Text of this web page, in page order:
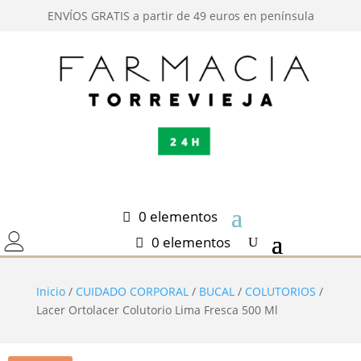
ENVÍOS GRATIS a partir de 49 euros en península
0 elementos
0 elementos
Inicio/ CUIDADO CORPORAL/ BUCAL/ COLUTORIOS /
Lacer Ortolacer Colutorio Lima Fresca 500 Ml